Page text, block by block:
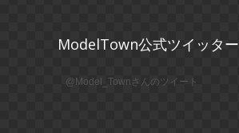
ModelTown公式ツイッター
@Model_Townさんのツイート